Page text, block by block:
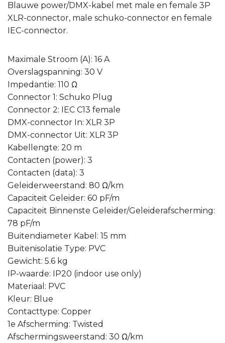
Blauwe power/DMX-kabel met male en female 3P
XLR-connector, male schuko-connector en female
IEC-connector.
Maximale Stroom (A): 16 A
Overslagspanning: 30 V
Impedantie: 110 Ω
Connector 1: Schuko Plug
Connector 2: IEC C13 female
DMX-connector In: XLR 3P
DMX-connector Uit: XLR 3P
Kabellengte: 20 m
Contacten (power): 3
Contacten (data): 3
Geleiderweerstand: 80 Ω/km
Capaciteit Geleider: 60 pF/m
Capaciteit Binnenste Geleider/Geleiderafscherming:
78 pF/m
Buitendiameter Kabel: 15 mm
Buitenisolatie Type: PVC
Gewicht: 5.6 kg
IP-waarde: IP20 (indoor use only)
Materiaal: PVC
Kleur: Blue
Contacttype: Copper
1e Afscherming: Twisted
Afschermingsweerstand: 30 Ω/km